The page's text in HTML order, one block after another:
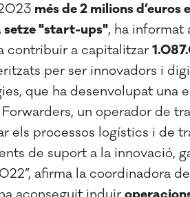
més de 2 milions
setze "start-ups", ha informat
contribuir a capitalitzar
per ser innovadors i
que ha desenvolupat una
un operador de
els processos logístics i de
de suport a la innovació,
afirma la coordinadora